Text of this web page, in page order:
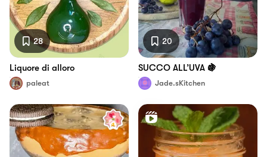
28
Liquore di alloro
paleat
20
SUCCO ALL’UVA 🍇
Jade.sKitchen